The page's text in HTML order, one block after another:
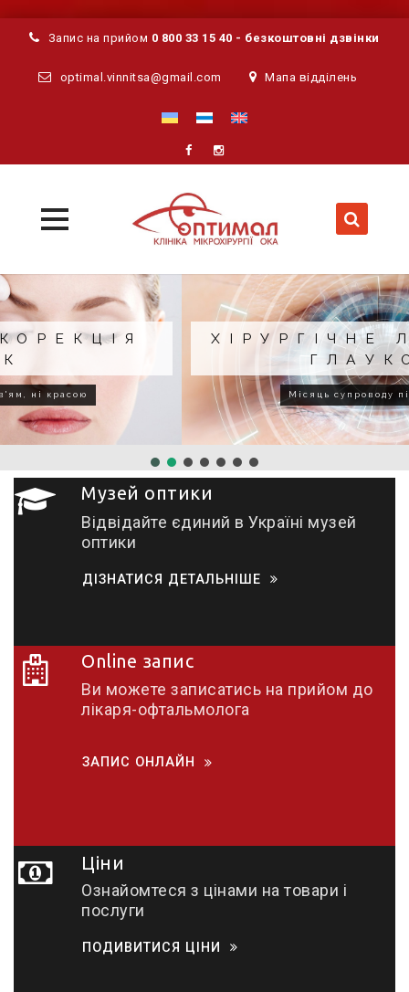
Запис на прийом 0 800 33 15 40 - безкоштовні дзвінки
optimal.vinnitsa@gmail.com Мапа відділень
to
content
ХІРУРГІЧНЕ ЛІКУВАННЯ
Місяць супроводу після операції
Музей оптики
Відвідайте єдиний в Україні музей
оптики
ДІЗНАТИСЯ ДЕТАЛЬНІШЕ
Online запис
Ви можете записатись на прийом до
лікаря-офтальмолога
ЗАПИС ОНЛАЙН
Ціни
Ознайомтеся з цінами на товари і
послуги
ПОДИВИТИСЯ ЦІНИ